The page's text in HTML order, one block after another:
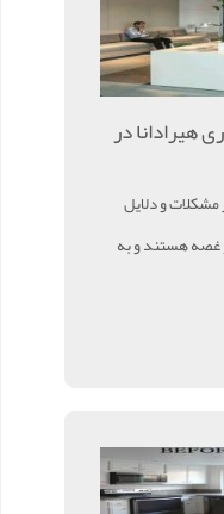
هیرادانا در
مشکلات و دلایل
غصه هستند و به